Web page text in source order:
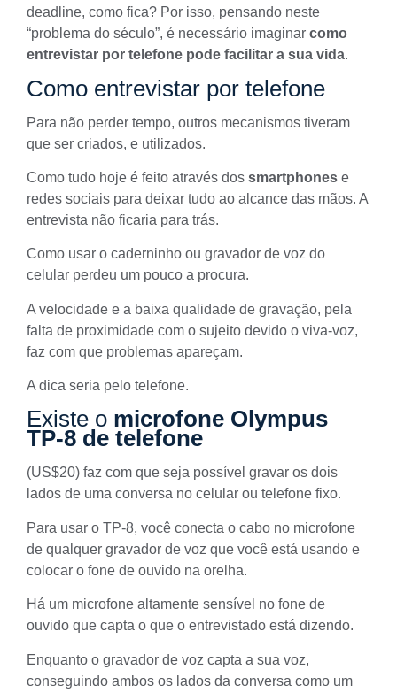
deadline, como fica? Por isso, pensando neste
“problema do século”, é necessário imaginar como
entrevistar por telefone pode facilitar a sua vida.
Como entrevistar por telefone
Para não perder tempo, outros mecanismos tiveram
que ser criados, e utilizados.
Como tudo hoje é feito através dos smartphones e
redes sociais para deixar tudo ao alcance das mãos. A
entrevista não ficaria para trás.
Como usar o caderninho ou gravador de voz do
celular perdeu um pouco a procura.
A velocidade e a baixa qualidade de gravação, pela
falta de proximidade com o sujeito devido o viva-voz,
faz com que problemas apareçam.
A dica seria pelo telefone.
Existe o microfone Olympus
TP-8 de telefone
(US$20) faz com que seja possível gravar os dois
lados de uma conversa no celular ou telefone fixo.
Para usar o TP-8, você conecta o cabo no microfone
de qualquer gravador de voz que você está usando e
colocar o fone de ouvido na orelha.
Há um microfone altamente sensível no fone de
ouvido que capta o que o entrevistado está dizendo.
Enquanto o gravador de voz capta a sua voz,
conseguindo ambos os lados da conversa como um